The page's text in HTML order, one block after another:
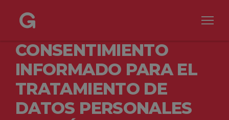
CONSENTIMIENTO
INFORMADO PARA EL
TRATAMIENTO DE
DATOS PERSONALES